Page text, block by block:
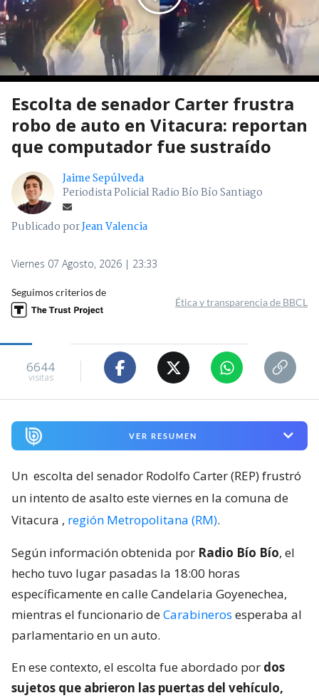
Escolta de senador Carter frustra
robo de auto en Vitacura: reportan
que computador fue sustraído
Jaime Sepúlveda
Periodista Policial Radio Bío Bío Santiago
Publicado porJean Valencia
Viernes 07 Agosto, 2026 | 23:33
Seguimos criterios de
Ética y transparencia de BBCL
6644
visitas
VER RESUMEN
Un escolta del senador Rodolfo Carter (REP) frustró
un intento de asalto este viernes en la comuna de
Vitacura , región Metropolitana (RM).
Según información obtenida por Radio Bío Bío, el
hecho tuvo lugar pasadas la 18:00 horas
específicamente en calle Candelaria Goyenechea,
mientras el funcionario deCarabineros esperaba al
parlamentario en un auto.
En ese contexto, el escolta fue abordado por dos
sujetos que abrieron las puertas del vehículo,